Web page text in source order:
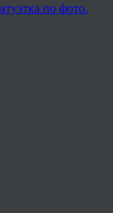
по фото.